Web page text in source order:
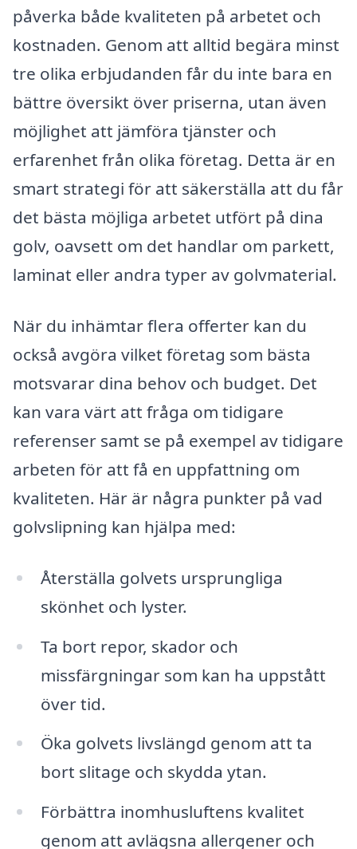
påverka både kvaliteten på arbetet och
kostnaden. Genom att alltid begära minst
tre olika erbjudanden får du inte bara en
bättre översikt över priserna, utan även
möjlighet att jämföra tjänster och
erfarenhet från olika företag. Detta är en
smart strategi för att säkerställa att du får
det bästa möjliga arbetet utfört på dina
golv, oavsett om det handlar om parkett,
laminat eller andra typer av golvmaterial.
När du inhämtar flera offerter kan du
också avgöra vilket företag som bästa
motsvarar dina behov och budget. Det
kan vara värt att fråga om tidigare
referenser samt se på exempel av tidigare
arbeten för att få en uppfattning om
kvaliteten. Här är några punkter på vad
golvslipning kan hjälpa med:
Återställa golvets ursprungliga
skönhet och lyster.
Ta bort repor, skador och
missfärgningar som kan ha uppstått
över tid.
Öka golvets livslängd genom att ta
bort slitage och skydda ytan.
Förbättra inomhusluftens kvalitet
genom att avlägsna allergener och